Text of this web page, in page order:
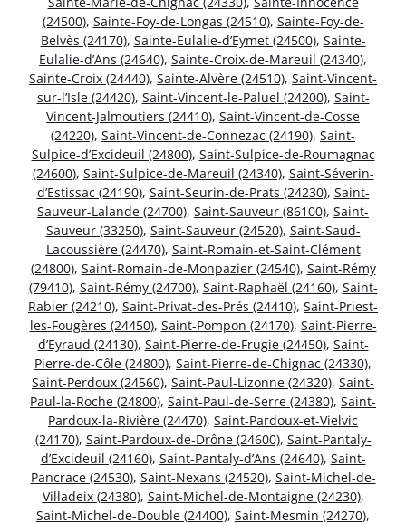
(24500), Sainte-Foy-de-Longas (24510), Sainte-Foy-de-
Belvès (24170), Sainte-Eulalie-d’Eymet (24500), Sainte-
Eulalie-d’Ans (24640), Sainte-Croix-de-Mareuil (24340),
Sainte-Croix (24440), Sainte-Alvère (24510), Saint-Vincent-
sur-l’Isle (24420), Saint-Vincent-le-Paluel (24200), Saint-
Vincent-Jalmoutiers (24410), Saint-Vincent-de-Cosse
(24220), Saint-Vincent-de-Connezac (24190), Saint-
Sulpice-d’Excideuil (24800), Saint-Sulpice-de-Roumagnac
(24600), Saint-Sulpice-de-Mareuil (24340), Saint-Séverin-
d’Estissac (24190), Saint-Seurin-de-Prats (24230), Saint-
Sauveur-Lalande (24700), Saint-Sauveur (86100), Saint-
Sauveur (33250), Saint-Sauveur (24520), Saint-Saud-
Lacoussière (24470), Saint-Romain-et-Saint-Clément
(24800), Saint-Romain-de-Monpazier (24540), Saint-Rémy
(79410), Saint-Rémy (24700), Saint-Raphaël (24160), Saint-
Rabier (24210), Saint-Privat-des-Prés (24410), Saint-Priest-
les-Fougères (24450), Saint-Pompon (24170), Saint-Pierre-
d’Eyraud (24130), Saint-Pierre-de-Frugie (24450), Saint-
Pierre-de-Côle (24800), Saint-Pierre-de-Chignac (24330),
Saint-Perdoux (24560), Saint-Paul-Lizonne (24320), Saint-
Paul-la-Roche (24800), Saint-Paul-de-Serre (24380), Saint-
Pardoux-la-Rivière (24470), Saint-Pardoux-et-Vielvic
(24170), Saint-Pardoux-de-Drône (24600), Saint-Pantaly-
d’Excideuil (24160), Saint-Pantaly-d’Ans (24640), Saint-
Pancrace (24530), Saint-Nexans (24520), Saint-Michel-de-
Villadeix (24380), Saint-Michel-de-Montaigne (24230),
Saint-Michel-de-Double (24400), Saint-Mesmin (24270),